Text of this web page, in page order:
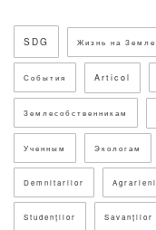
SDG Жизнь на Земле
События Articol
Землесобственникам
Ученным Экологам
Demnitarilor
Studenților Savanților